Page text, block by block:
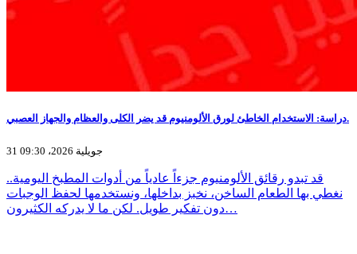
دراسة: الاستخدام الخاطئ لورق الألومنيوم قد يضر الكلى والعظام والجهاز العصبي.
31 جويلية 2026، 09:30
قد تبدو رقائق الألومنيوم جزءاً عادياً من أدوات المطبخ اليومية..
نغطي بها الطعام الساخن، نخبز بداخلها، ونستخدمها لحفظ الوجبات
دون تفكير طويل. لكن ما لا يدركه الكثيرون…